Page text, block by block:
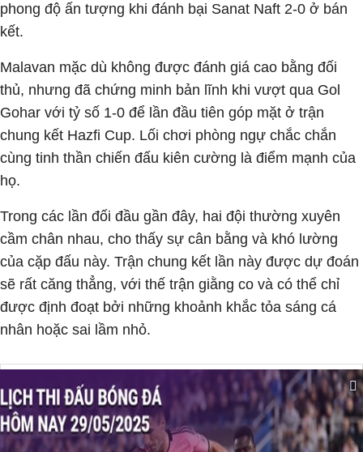
phong độ ấn tượng khi đánh bại Sanat Naft 2-0 ở bán
kết.
Malavan mặc dù không được đánh giá cao bằng đối
thủ, nhưng đã chứng minh bản lĩnh khi vượt qua Gol
Gohar với tỷ số 1-0 để lần đầu tiên góp mặt ở trận
chung kết Hazfi Cup. Lối chơi phòng ngự chắc chắn
cùng tinh thần chiến đấu kiên cường là điểm mạnh của
họ.
Trong các lần đối đầu gần đây, hai đội thường xuyên
cầm chân nhau, cho thấy sự cân bằng và khó lường
của cặp đấu này. Trận chung kết lần này được dự đoán
sẽ rất căng thẳng, với thế trận giằng co và có thể chỉ
được định đoạt bởi những khoảnh khắc tỏa sáng cá
nhân hoặc sai lầm nhỏ.